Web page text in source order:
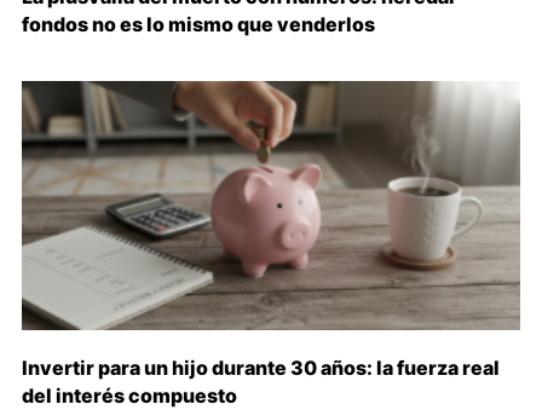
fondos no es lo mismo que venderlos
Invertir para un hijo durante 30 años: la fuerza real
del interés compuesto